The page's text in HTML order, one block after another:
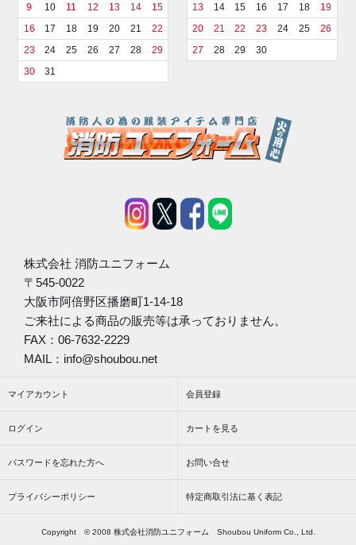
9
10 11 12 13 14
15
16
17 18 19 20 21
22
23
24 25 26 27 28
29
30
31
13
14 15 16 17 18
19
20
21 22 23 24 25
26
27
28 29 30
株式会社 消防ユニフォーム
〒545-0022
大阪市阿倍野区播磨町1-14-18
ご来社による商品の販売等は承っておりません。
FAX：06-7632-2229
MAIL：info@shoubou.net
マイアカウント 会員登録
ログイン カートを見る
パスワードを忘れた方へ お問い合せ
プライバシーポリシー 特定商取引法に基く表記
Copyright © 2008 株式会社消防ユニフォーム Shoubou Uniform Co., Ltd.